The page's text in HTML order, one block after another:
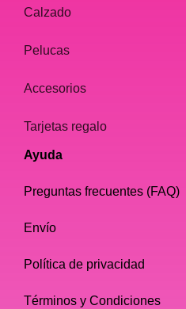
Calzado
Pelucas
Accesorios
Tarjetas regalo
Ayuda
Preguntas frecuentes (FAQ)
Envío
Política de privacidad
Términos y Condiciones